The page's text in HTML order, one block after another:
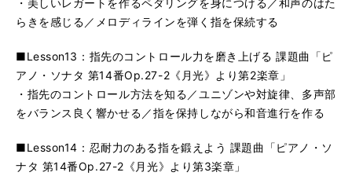
・美しいレガートを作るペダリングを身につける／和声のはた
らきを感じる／メロディラインを弾く指を保続する
■Lesson13：指先のコントロール力を磨き上げる 課題曲「ピ
アノ・ソナタ 第14番Op.27-2《月光》より第2楽章」
・指先のコントロール方法を知る／ユニゾンや対旋律、多声部
をバランス良く響かせる／指を保持しながら和音進行を作る
■Lesson14：忍耐力のある指を鍛えよう 課題曲「ピアノ・ソ
ナタ 第14番Op.27-2《月光》より第3楽章」